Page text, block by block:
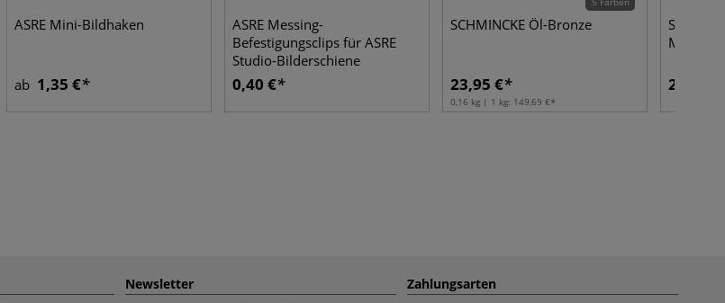
ASRE Mini-Bildhaken
ab 1,35 €
ASRE Messing-
Befestigungsclips für ASRE
Studio-Bilderschiene
0,40 €
SCHMINCKE Öl-Bronze
23,95 €
0,16 kg | 1 kg: 149,69 €
2,83 €
Newsletter
Zahlungsarten